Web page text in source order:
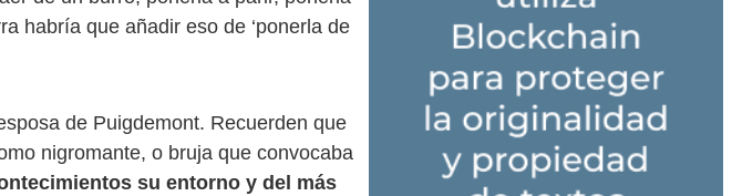
habría que añadir eso de ‘ponerla de
de Puigdemont. Recuerden que
nigromante, o bruja que convocaba
su entorno y del más